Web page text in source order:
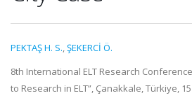
PEKTAŞ H. S.,ŞEKERCİ Ö.
8th International ELT Research
to Research in ELT”, Çanakkale, Türkiye,